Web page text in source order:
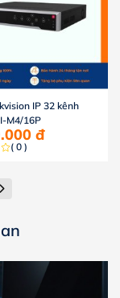
IP 32 kênh
M4/16P
đ
( 0 )